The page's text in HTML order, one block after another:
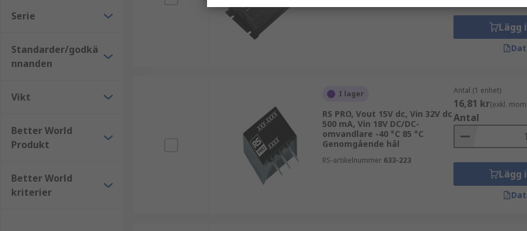
Serie
Standarder/godkä
nnanden
Vikt
Better World
Produkt
Better World
kriterier
Lägg
I lager
RS PRO, Vout 15V dc, Vin 32V dc
500 mA, Vin 18V DC/DC-
omvandlare -40 °C 85 °C
Genomgående hål
RS-artikelnummer 633-223
Antal (1 enhet)
16,81 kr(exkl.
Antal
Lägg